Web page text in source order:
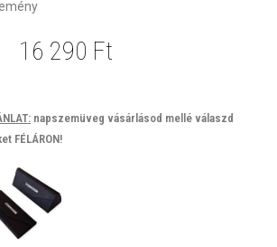
16 290 Ft
napszemüveg vásárlásod mellé válaszd
FÉLÁRON!